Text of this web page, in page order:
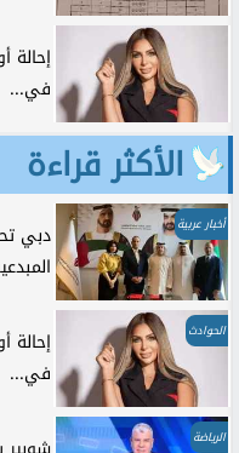
في...
الأكثر قراءة
أخبار عربية
دبي
الحوادث
في...
الرياضة